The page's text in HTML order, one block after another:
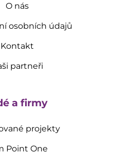
O nás
osobních údajů
Kontakt
partneři
a firmy
projekty
Point One